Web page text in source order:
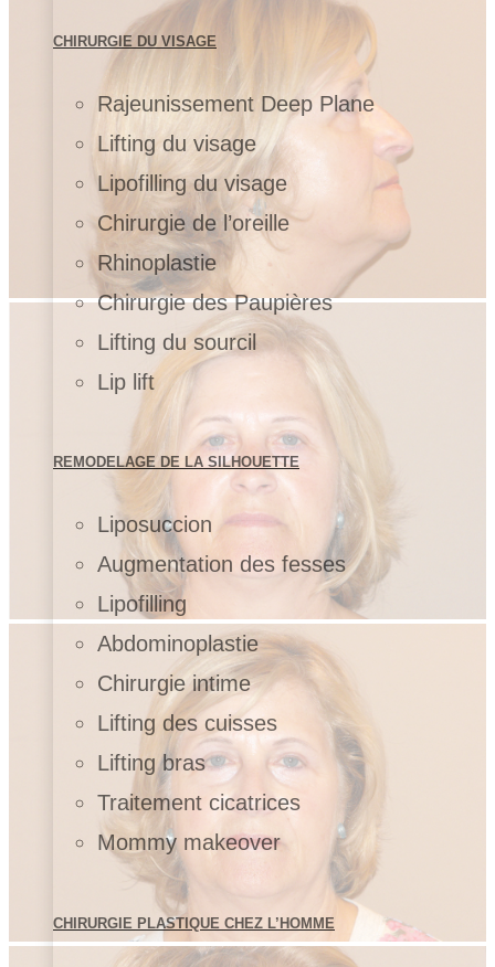
CHIRURGIE DU VISAGE
Rajeunissement Deep Plane
Lifting du visage
Lipofilling du visage
Chirurgie de l’oreille
Rhinoplastie
Chirurgie des Paupières
Lifting du sourcil
Lip lift
REMODELAGE DE LA SILHOUETTE
Liposuccion
Augmentation des fesses
Lipofilling
Abdominoplastie
Chirurgie intime
Lifting des cuisses
Lifting bras
Traitement cicatrices
Mommy makeover
CHIRURGIE PLASTIQUE CHEZ L’HOMME